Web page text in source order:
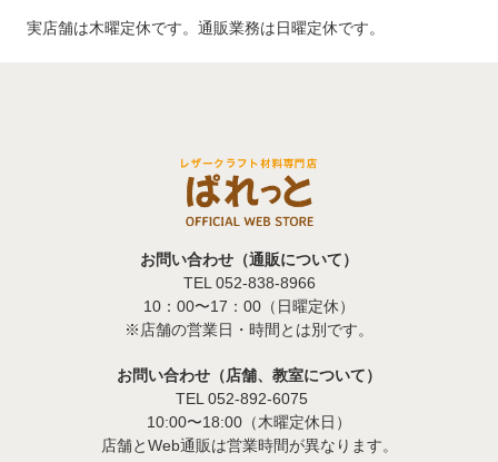
実店舗は木曜定休です。通販業務は日曜定休です。
お問い合わせ（通販について）
TEL 052-838-8966
10：00〜17：00（日曜定休）
※店舗の営業日・時間とは別です。
お問い合わせ（店舗、教室について）
TEL 052-892-6075
10:00〜18:00（木曜定休日）
店舗とWeb通販は営業時間が異なります。